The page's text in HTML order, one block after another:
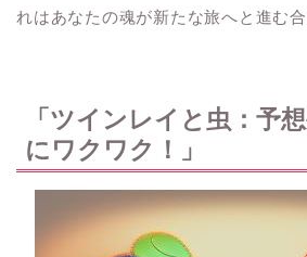
れはあなたの魂が新たな旅へと進む
「ツインレイと虫：予
にワクワク！」